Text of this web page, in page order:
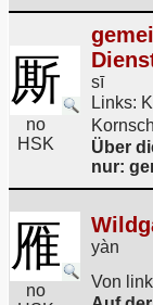
厮
no
HSK
sī
Links:
Über
nur:
雁
no
yàn
Von